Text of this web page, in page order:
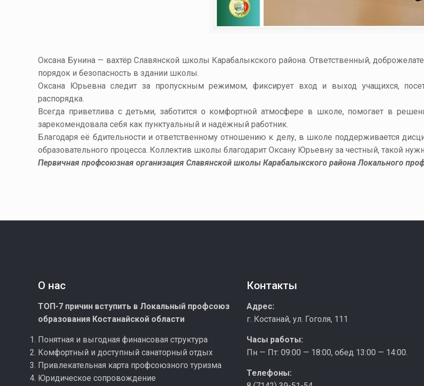
Оксана Бунина— вахтёр Славянской школы Карабалыкского района. Ответственный,
порядок и безопасность в здании школы.
Оксана Юрьевна следит за пропускным режимом, фиксирует вход и выход учащихся,
распорядка.
Всегда приветлива с детьми, заботится о комфортной атмосфере в школе, помогает в
зарекомендовала себя как пунктуальный и надёжный работник.
Благодаря её бдительности и ответственному отношению к делу, в школе поддерживается
образовательного процесса. Коллектив школы благодарит Оксану Юрьевну за честный, такой
Первичная профсоюзная организация​ Славянской школы Карабалыкского района Локального
О нас
ТОП-7 причин вступить в Локальный профсоюз
образования Костанайской области
Понятная и выгодная финансовая структура
Комфортный и доступный санаторный отдых
Привлекательная карта профсоюзного туризма
Юридическое сопровождение
Контакты
Адрес:
г. Костанай, ул. Гоголя, 111
Часы работы:
Пн — Пт: 09:00 — 18:00, обед 13:00 — 14:00.
Телефоны: